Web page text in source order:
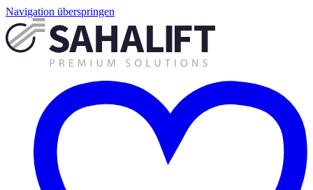
Navigation überspringen